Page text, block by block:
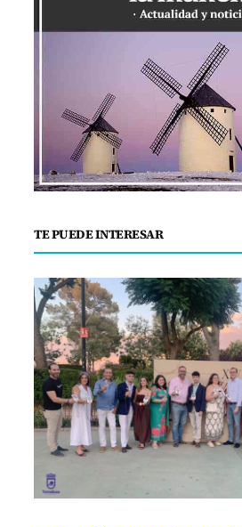
TE PUEDE INTERESAR